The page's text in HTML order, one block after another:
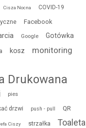
Cisza Nocna COVID-19
Facebook
Google Gotówka
kosz monitoring
Drukowana
pies
drzwi push - pull
QR
Ciszy strzałka Toaleta